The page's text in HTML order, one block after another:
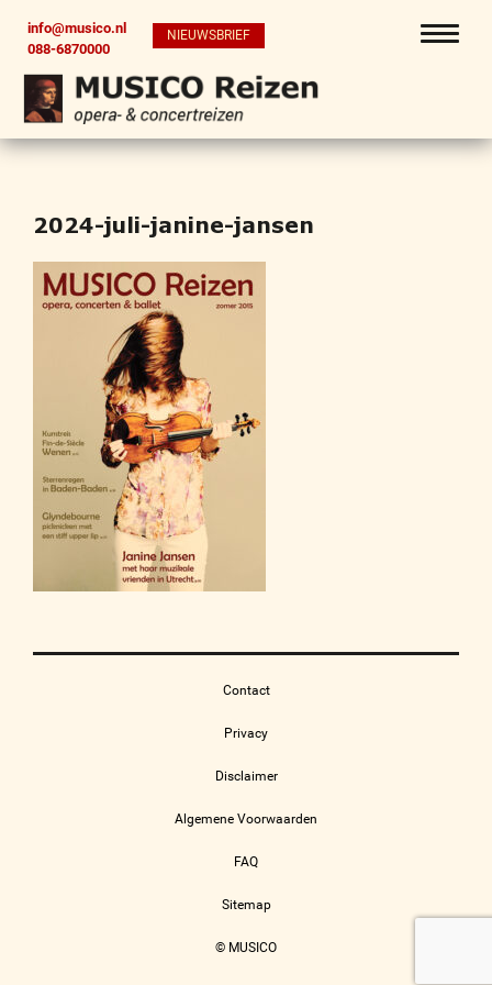
info@musico.nl
088-6870000
NIEUWSBRIEF
2024-juli-janine-jansen
Contact
Privacy
Disclaimer
Algemene Voorwaarden
FAQ
Sitemap
© MUSICO